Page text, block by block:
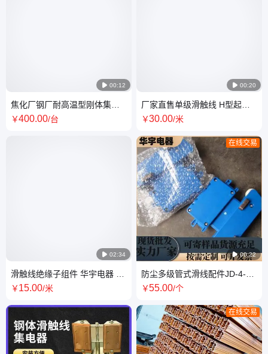
 00:12
焦化厂钢厂耐高温型刚体集电
器 防腐蚀型钢体滑触线受电器
￥400.00/台
 02:34
滑触线绝缘子组件 华宇电器 刚
体复合滑线 源头生产 C型线碳
￥15.00/米
 00:20
厂家直售单级滑触线 H型起重
机行车单极无接缝多级管式导
￥30.00/米
 00:22
在线交易
防尘多级管式滑线配件JD-4-
80A集电器 厂家定制安全滑触
￥55.00/个
在线交易